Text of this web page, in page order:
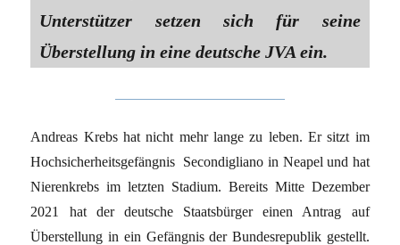
Unterstützer setzen sich für seine
Überstellung in eine deutsche JVA ein.
Andreas Krebs hat nicht mehr lange zu leben. Er sitzt im
Hochsicherheitsgefängnis Secondigliano in Neapel und hat
Nierenkrebs im letzten Stadium. Bereits Mitte Dezember
2021 hat der deutsche Staatsbürger einen Antrag auf
Überstellung in ein Gefängnis der Bundesrepublik gestellt.